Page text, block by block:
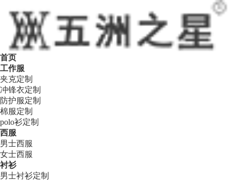
首页
工作服
夹克定制
冲锋衣定制
防护服定制
棉服定制
polo衫定制
西服
男士西服
女士西服
衬衫
男士衬衫定制